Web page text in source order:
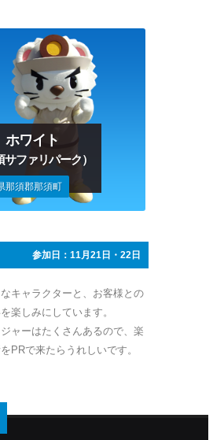
ホワイト
サファリパーク）
那須郡那須町
参加日：11月21日・22日
キャラクターと、お客様との
楽しみにしています。
ャーはたくさんあるので、楽
PRで来たらうれしいです。